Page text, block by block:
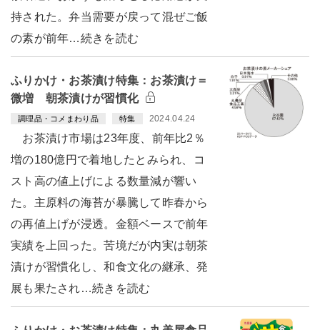
持された。弁当需要が戻って混ぜご飯
の素が前年…続きを読む
ふりかけ・お茶漬け特集：お茶漬け＝
微増 朝茶漬けが習慣化
調理品・コメまわり品 特集 2024.04.24
お茶漬け市場は23年度、前年比2％
増の180億円で着地したとみられ、コ
スト高の値上げによる数量減が響い
た。主原料の海苔が暴騰して昨春から
の再値上げが浸透。金額ベースで前年
実績を上回った。苦境だが内実は朝茶
漬けが習慣化し、和食文化の継承、発
展も果たされ…続きを読む